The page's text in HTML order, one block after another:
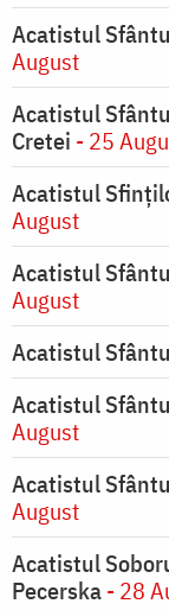
Acatistul
August
Acatistul
Cretei - 25
Acatistul
August
Acatistul
August
Acatistul
Acatistul
August
Acatistul
August
Acatistul
Pecerska- 28